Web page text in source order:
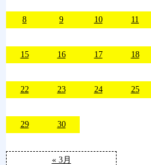
« 3月
8 9 10 11
15 16 17 18
22 23 24 25
29 30